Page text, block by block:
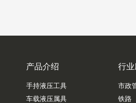
产品介绍
手持液压工具
车载液压属具
行业
市政
铁路